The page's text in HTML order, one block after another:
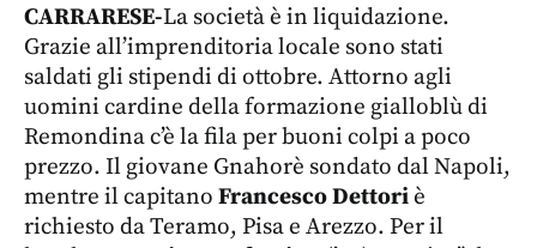
CARRARESE-La società è in liquidazione.
Grazie all’imprenditoria locale sono stati
saldati gli stipendi di ottobre. Attorno agli
uomini cardine della formazione gialloblù di
Remondina c’è la fila per buoni colpi a poco
prezzo. Il giovane Gnahorè sondato dal Napoli,
mentre il capitano Francesco Dettoriè
richiesto da Teramo, Pisa e Arezzo. Per il